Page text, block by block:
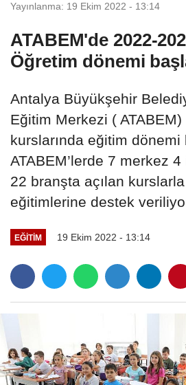
Yayınlanma: 19 Ekim 2022 - 13:14
ATABEM'de 2022-
Öğretim dönemi
Antalya Büyükşehir
Eğitim Merkezi ( ATABEM)
kurslarında eğitim dönemi
ATABEM’lerde 7 merkez
22 branşta açılan
eğitimlerine destek
EĞİTİM 19 Ekim 2022 - 13:14